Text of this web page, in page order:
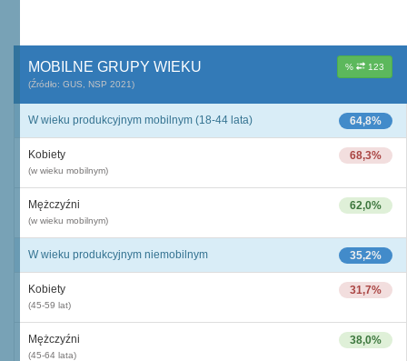
% 123
MOBILNE GRUPY WIEKU
(Źródło: GUS, NSP 2021)
64,8%
W wieku produkcyjnym mobilnym (18-44 lata)
68,3%
Kobiety
(w wieku mobilnym)
62,0%
Mężczyźni
(w wieku mobilnym)
35,2%
W wieku produkcyjnym niemobilnym
31,7%
Kobiety
(45-59 lat)
38,0%
Mężczyźni
(45-64 lata)